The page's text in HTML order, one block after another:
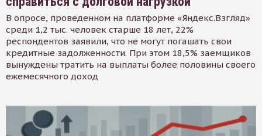
В опросе, проведенном на платформе «Яндекс.Взгляд»
среди 1,2 тыс. человек старше 18 лет, 22%
респондентов заявили, что не могут погашать свои
кредитные задолженности. При этом 18,5% заемщиков
вынуждены тратить на выплаты более половины своего
ежемесячного доход